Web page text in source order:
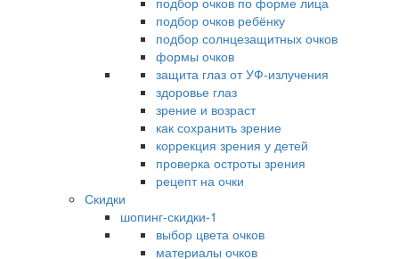
подбор очков ребёнку
подбор солнцезащитных очков
формы очков
защита глаз от УФ-излучения
здоровье глаз
зрение и возраст
как сохранить зрение
коррекция зрения у детей
проверка остроты зрения
рецепт на очки
Скидки
шопинг-скидки-1
выбор цвета очков
материалы очков